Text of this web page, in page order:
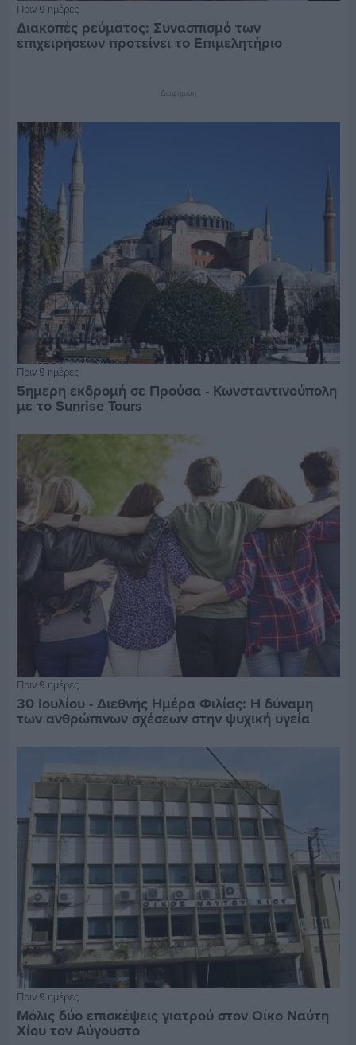
Πριν 9 ημέρες
Διακοπές ρεύματος: Συνασπισμό των
επιχειρήσεων προτείνει το Επιμελητήριο
Διαφήμιση
Πριν 9 ημέρες
5ημερη εκδρομή σε Προύσα - Κωνσταντινούπολη
με το Sunrise Tours
Πριν 9 ημέρες
30 Ιουλίου - Διεθνής Ημέρα Φιλίας: Η δύναμη
των ανθρώπινων σχέσεων στην ψυχική υγεία
Πριν 9 ημέρες
Μόλις δύο επισκέψεις γιατρού στον Οίκο Ναύτη
Χίου τον Αύγουστο